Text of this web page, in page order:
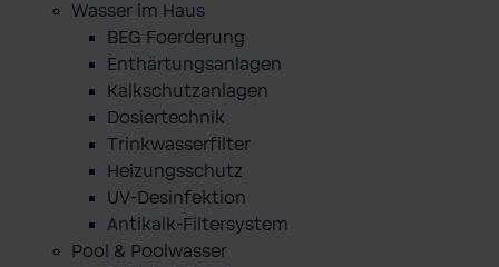
Wasser im Haus
BEG Foerderung
Enthärtungsanlagen
Kalkschutzanlagen
Dosiertechnik
Trinkwasserfilter
Heizungsschutz
UV-Desinfektion
Antikalk-Filtersystem
Pool & Poolwasser